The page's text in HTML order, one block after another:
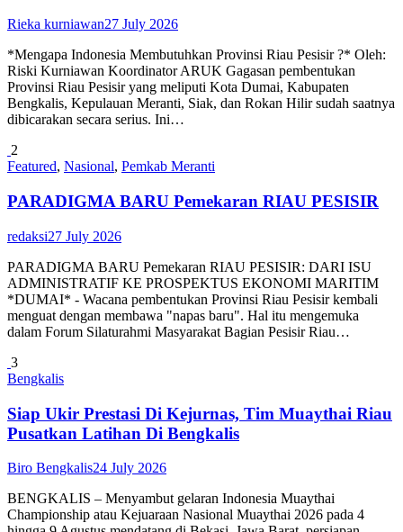
Rieka kurniawan27 July 2026
*Mengapa Indonesia Membutuhkan Provinsi Riau Pesisir ?* Oleh:
Riski Kurniawan Koordinator ARUK Gagasan pembentukan
Provinsi Riau Pesisir yang meliputi Kota Dumai, Kabupaten
Bengkalis, Kepulauan Meranti, Siak, dan Rokan Hilir sudah saatnya
dibicarakan secara serius. Ini…
2
Featured, Nasional, Pemkab Meranti
PARADIGMA BARU Pemekaran RIAU PESISIR
redaksi27 July 2026
PARADIGMA BARU Pemekaran RIAU PESISIR: DARI ISU
ADMINISTRATIF KE PROSPEKTUS EKONOMI MARITIM
*DUMAI* - Wacana pembentukan Provinsi Riau Pesisir kembali
menguat dengan membawa "napas baru". Hal itu mengemuka
dalam Forum Silaturahmi Masyarakat Bagian Pesisir Riau…
3
Bengkalis
Siap Ukir Prestasi Di Kejurnas, Tim Muaythai Riau
Pusatkan Latihan Di Bengkalis
Biro Bengkalis24 July 2026
BENGKALIS – Menyambut gelaran Indonesia Muaythai
Championship atau Kejuaraan Nasional Muaythai 2026 pada 4